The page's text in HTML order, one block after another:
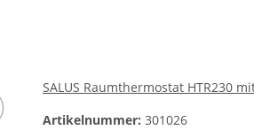
SALUS Raumthermostat HTR230
Artikelnummer: 301026